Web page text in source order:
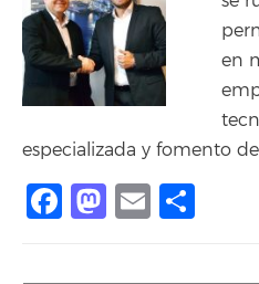
en
especializada y fomento
Facebook
Mastodon
Email